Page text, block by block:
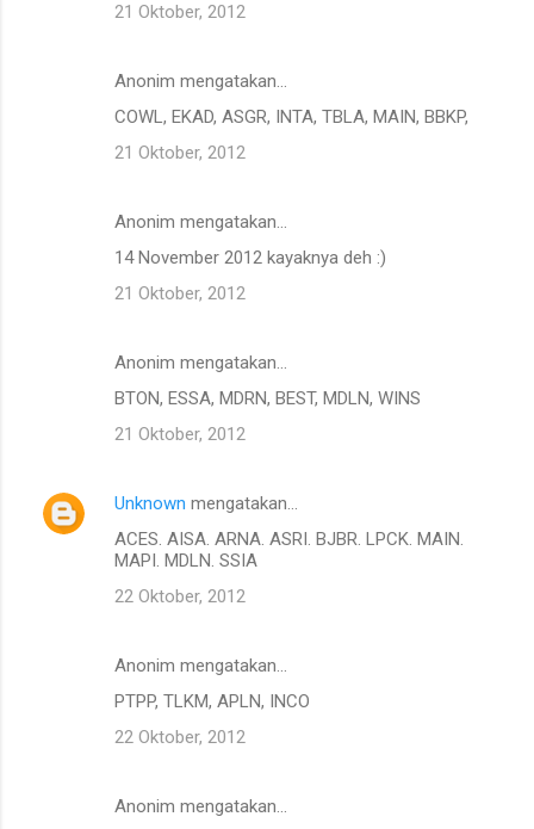
21 Oktober, 2012
Anonim mengatakan…
COWL, EKAD, ASGR, INTA, TBLA, MAIN, BBKP,
21 Oktober, 2012
Anonim mengatakan…
14 November 2012 kayaknya deh :)
21 Oktober, 2012
Anonim mengatakan…
BTON, ESSA, MDRN, BEST, MDLN, WINS
21 Oktober, 2012
Unknown mengatakan…
ACES. AISA. ARNA. ASRI. BJBR. LPCK. MAIN.
MAPI. MDLN. SSIA
22 Oktober, 2012
Anonim mengatakan…
PTPP, TLKM, APLN, INCO
22 Oktober, 2012
Anonim mengatakan…